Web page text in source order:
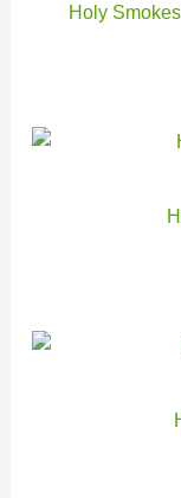
Holy